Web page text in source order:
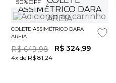
50%OFF
COLETE ASSIMÉTRICO DARA
AREIA
R$ 649,98 R$ 324,99
4x de R$ 81,24